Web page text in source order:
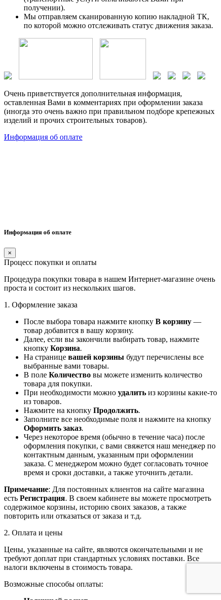
получении).
Мы отправляем сканированную копию накладной ТК,
по которой можно отслеживать статус движения заказа.
Очень приветствуется дополнительная информация,
оставленная Вами в комментариях при оформлении заказа
(иногда это очень важно при правильном подборе крепежных
изделий и прочих строительных товаров).
Информация об оплате
Информация об оплате
×
Процесс покупки и оплаты
Процедура покупки товара в нашем Интернет-магазине очень
проста и состоит из нескольких шагов.
1. Оформление заказа
После выбора товара нажмите кнопку В корзину —
товар добавится в вашу корзину.
Далее, если вы закончили выбирать товар, нажмите
кнопку Корзина.
На странице вашей корзины будут перечислены все
выбранные вами товары.
В поле Количество вы можете изменить количество
товара для покупки.
При необходимости можно удалить из корзины какие-то
из товаров.
Нажмите на кнопку Продолжить.
Заполните все необходимые поля и нажмите на кнопку
Оформить заказ.
Через некоторое время (обычно в течение часа) после
оформления покупки, с вами свяжется наш менеджер по
контактным данным, указанным при оформлении
заказа. С менеджером можно будет согласовать точное
время и сроки доставки, а также уточнить детали.
Примечание: Для постоянных клиентов на сайте магазина
есть Регистрация. В своем кабинете вы можете просмотреть
содержимое корзины, историю своих заказов, а также
повторить или отказаться от заказа и т.д.
2. Оплата и цены
Цены, указанные на сайте, являются окончательными и не
требуют доплат при стандартных условиях поставки. Все
налоги включены в стоимость товара.
Возможные способы оплаты: